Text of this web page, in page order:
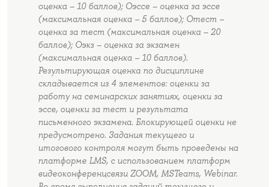
оценка – 10 баллов); Оэссе – оценка за эссе
(максимальная оценка – 5 баллов); Отест –
оценка за тест (максимальная оценка – 20
баллов); Оэкз – оценка за экзамен
(максимальная оценка – 10 баллов).
Результирующая оценка по дисциплине
складывается из 4 элементов: оценки за
работу на семинарских занятиях, оценки за
эссе, оценки за тест и результата
письменного экзамена. Блокирующей оценки не
предусмотрено. Задания текущего и
итогового контроля могут быть проведены на
платформе LMS, с использованием платформ
видеоконференцсвязи ZOOM, MSTeams, Webinar.